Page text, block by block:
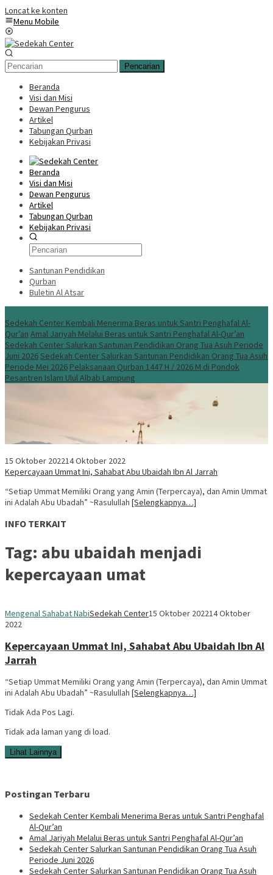
Loncat ke konten
Menu Mobile
Pencarian
Beranda
Visi dan Misi
Dewan Pengurus
Artikel
Tabungan Qurban
Kebijakan Privasi
Beranda
Visi dan Misi
Dewan Pengurus
Artikel
Tabungan Qurban
Kebijakan Privasi
Santunan Pendidikan
Qurban
Buletin Al Atsar
Sedekah Center Kembali Menerima Beras untuk Santri Penghafal Al-
Qur’an Amal Jariyah Melalui Beras untuk Santri Penghafal Al-Qur’an
Sedekah Center Salurkan Santunan Pendidikan Orang Tua Asuh Periode
Juni 2026Sedekah Center Salurkan Santunan Pendidikan Orang Tua Asuh
Periode Mei 2026 Pelaksanaan Qurban 1447 H / 2026 M di Pondok
Pesantren Islam Ulul Albab Lampung
15 Oktober 202214 Oktober 2022
Kepercayaan Ummat Ini, Sahabat Abu Ubaidah Ibn Al Jarrah
“Setiap Ummat Memiliki Orang yang Amin (Terpercaya), dan Amin Ummat
ini Adalah Abu Ubadah” ~Rasulullah [Selengkapnya…]
INFO TERKAIT
Tag: abu ubaidah menjadi
kepercayaan umat
Mengenal Sahabat NabiSedekah Center15 Oktober 202214 Oktober
2022
Kepercayaan Ummat Ini, Sahabat Abu Ubaidah Ibn Al
Jarrah
“Setiap Ummat Memiliki Orang yang Amin (Terpercaya), dan Amin Ummat
ini Adalah Abu Ubadah” ~Rasulullah [Selengkapnya…]
Tidak Ada Pos Lagi.
Tidak ada laman yang di load.
Lihat Lainnya
Postingan Terbaru
Sedekah Center Kembali Menerima Beras untuk Santri Penghafal
Al-Qur’an
Amal Jariyah Melalui Beras untuk Santri Penghafal Al-Qur’an
Sedekah Center Salurkan Santunan Pendidikan Orang Tua Asuh
Periode Juni 2026
Sedekah Center Salurkan Santunan Pendidikan Orang Tua Asuh